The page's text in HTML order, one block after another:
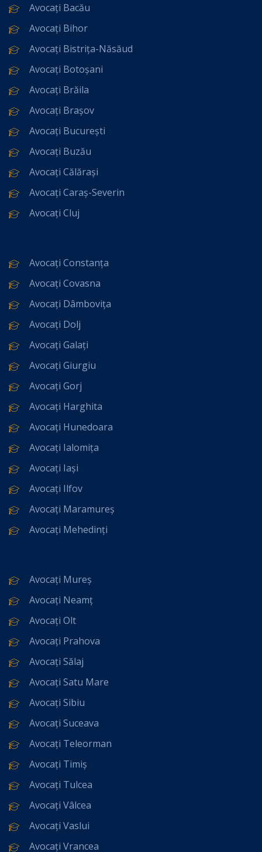
Avocați Bacău
Avocați Bihor
Avocați Bistrița-Năsăud
Avocați Botoșani
Avocați Brăila
Avocați Brașov
Avocați București
Avocați Buzău
Avocați Călărași
Avocați Caraș-Severin
Avocați Cluj
Avocați Constanța
Avocați Covasna
Avocați Dâmbovița
Avocați Dolj
Avocați Galați
Avocați Giurgiu
Avocați Gorj
Avocați Harghita
Avocați Hunedoara
Avocați Ialomița
Avocați Iași
Avocați Ilfov
Avocați Maramureș
Avocați Mehedinți
Avocați Mureș
Avocați Neamț
Avocați Olt
Avocați Prahova
Avocați Sălaj
Avocați Satu Mare
Avocați Sibiu
Avocați Suceava
Avocați Teleorman
Avocați Timiș
Avocați Tulcea
Avocați Vâlcea
Avocați Vaslui
Avocați Vrancea